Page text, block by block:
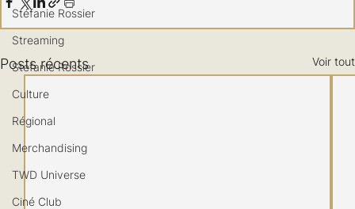
Stéfanie Rossier
Streaming
Stefanie Rossier
Culture
Régional
Merchandising
TWD Universe
Ciné Club
Posts récents Voir tout